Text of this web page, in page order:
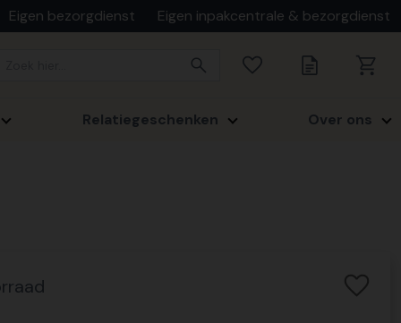
Eigen bezorgdienst Eigen inpakcentrale & bezorgdienst
Relatiegeschenken Over ons